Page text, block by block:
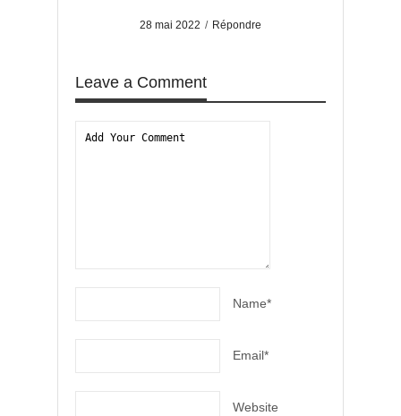
28 mai 2022 / Répondre
Leave a Comment
Name*
Email*
Website